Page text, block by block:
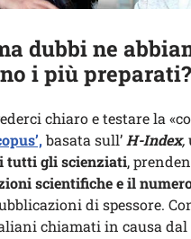
dubbi ne
i più preparati?
chiaro e testare la
basata sull’H-Index,
tutti gli scienziati,
scientifiche e il
di spessore.
chiamati in causa dal